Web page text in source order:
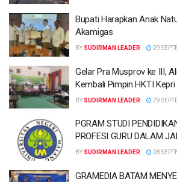
Bupati Harapkan Anak
Akamigas
BY SUDIRMAN LEADER 29
Gelar Pra Musprov ke III,
Kembali Pimpin HKTI
BY SUDIRMAN LEADER 29
PGRAM STUDI
PROFESI GURU DALAM
BY SUDIRMAN LEADER 28
GRAMEDIA BATAM